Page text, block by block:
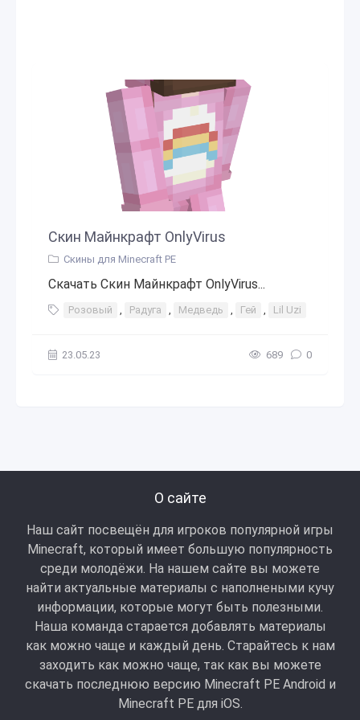
Скин Майнкрафт OnlyVirus
Скины для Minecraft PE
Скачать Скин Майнкрафт OnlyVirus...
Розовый , Радуга , Медведь , Гей , Lil Uzi
23.05.23 689 0
О сайте
Наш сайт посвещён для игроков популярной игры
Minecraft, который имеет большую популярность
среди молодёжи. На нашем сайте вы можете
найти актуальные материалы с наполнеными кучу
информации, которые могут быть полезными.
Наша команда старается добавлять материалы
как можно чаще и каждый день. Старайтесь к нам
заходить как можно чаще, так как вы можете
скачать последнюю версию Minecraft PE Android и
Minecraft РЕ для iOS.